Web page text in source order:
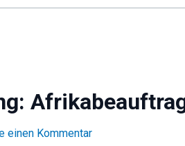
einen Kommentar